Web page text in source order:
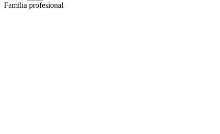
Familia profesional